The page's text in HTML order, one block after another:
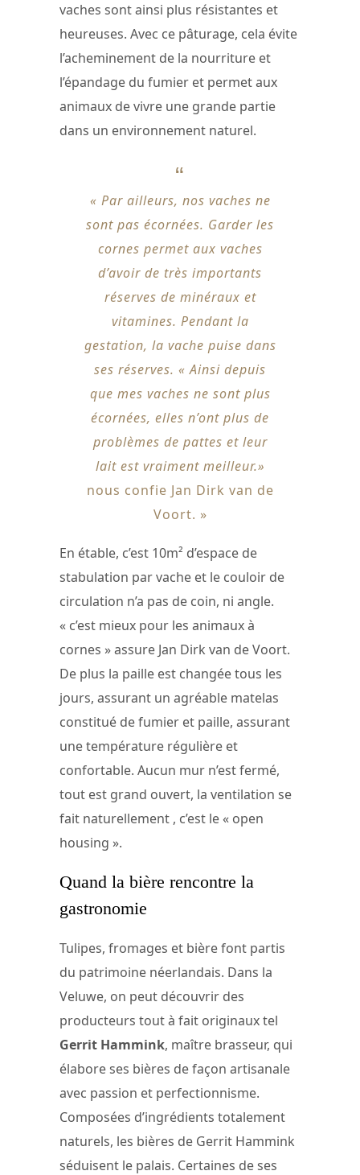
vaches sont ainsi plus résistantes et
heureuses. Avec ce pâturage, cela évite
l’acheminement de la nourriture et
l’épandage du fumier et permet aux
animaux de vivre une grande partie
dans un environnement naturel.
« Par ailleurs, nos vaches ne
sont pas écornées. Garder les
cornes permet aux vaches
d’avoir de très importants
réserves de minéraux et
vitamines. Pendant la
gestation, la vache puise dans
ses réserves. « Ainsi depuis
que mes vaches ne sont plus
écornées, elles n’ont plus de
problèmes de pattes et leur
lait est vraiment meilleur.»
nous confie Jan Dirk van de
Voort. »
En étable, c’est 10m² d’espace de
stabulation par vache et le couloir de
circulation n’a pas de coin, ni angle.
« c’est mieux pour les animaux à
cornes » assure Jan Dirk van de Voort.
De plus la paille est changée tous les
jours, assurant un agréable matelas
constitué de fumier et paille, assurant
une température régulière et
confortable. Aucun mur n’est fermé,
tout est grand ouvert, la ventilation se
fait naturellement , c’est le « open
housing ».
Quand la bière rencontre la
gastronomie
Tulipes, fromages et bière font partis
du patrimoine néerlandais. Dans la
Veluwe, on peut découvrir des
producteurs tout à fait originaux tel
Gerrit Hammink, maître brasseur, qui
élabore ses bières de façon artisanale
avec passion et perfectionnisme.
Composées d’ingrédients totalement
naturels, les bières de Gerrit Hammink
séduisent le palais. Certaines de ses